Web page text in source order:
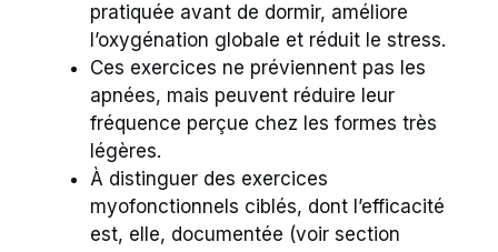
pratiquée avant de dormir, améliore
l’oxygénation globale et réduit le stress.
Ces exercices ne préviennent pas les
apnées, mais peuvent réduire leur
fréquence perçue chez les formes très
légères.
À distinguer des exercices
myofonctionnels ciblés, dont l’efficacité
est, elle, documentée (voir section